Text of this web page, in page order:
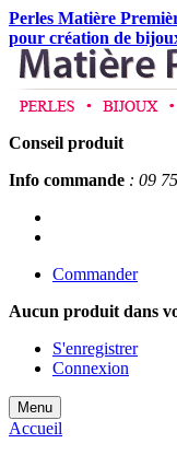
Perles Matière
pour création de
Conseil produit
Info commande : 09
Commander
Aucun produit dans
S'enregistrer
Connexion
Menu
Accueil